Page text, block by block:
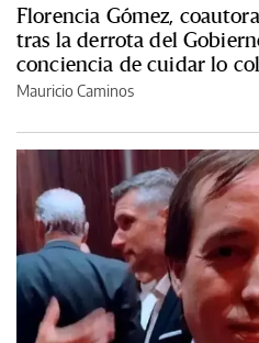
Florencia Gómez,
tras la derrota del
conciencia de cuidar lo
Mauricio Caminos